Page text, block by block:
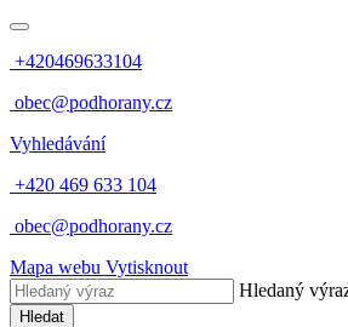
+420469633104
obec@podhorany.cz
Vyhledávání
+420 469 633 104
obec@podhorany.cz
Mapa webu Vytisknout
Hledaný
Hledat